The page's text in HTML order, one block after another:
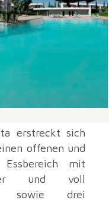
erstreckt sich
offenen und
mit
und voll
sowie drei